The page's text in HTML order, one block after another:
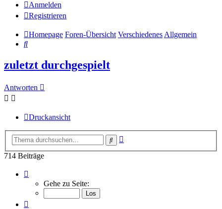
Anmelden
Registrieren
Homepage Foren-Übersicht Verschiedenes Allgemein
Suche
zuletzt durchgespielt
Antworten
Druckansicht
Suche
714 Beiträge
48
von
Gehe zu Seite: